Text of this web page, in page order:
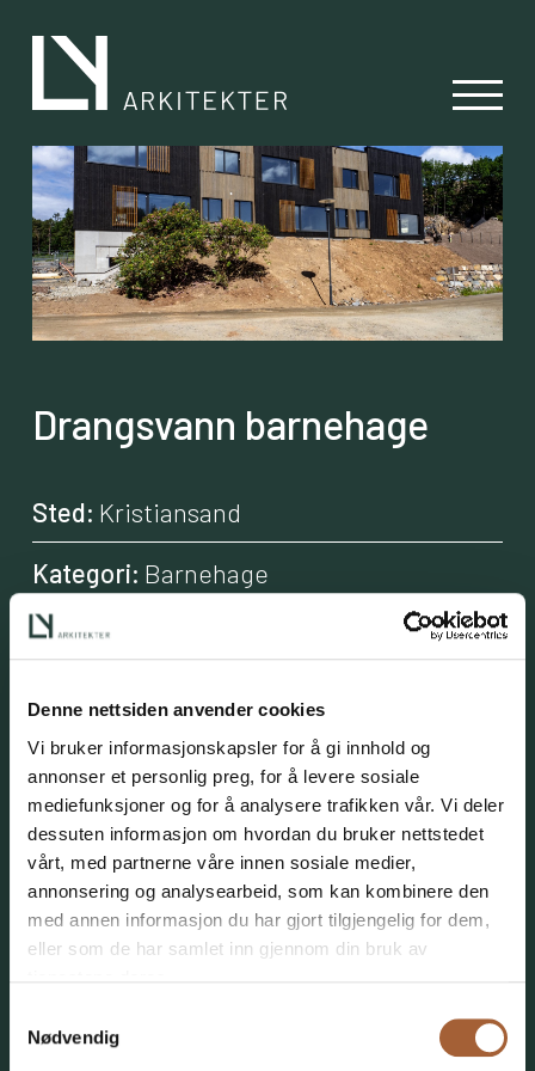
Denne nettsiden anvender cookies
Vi bruker informasjonskapsler for å gi innhold og
annonser et personlig preg, for å levere sosiale
mediefunksjoner og for å analysere trafikken vår. Vi deler
dessuten informasjon om hvordan du bruker nettstedet
vårt, med partnerne våre innen sosiale medier,
annonsering og analysearbeid, som kan kombinere den
med annen informasjon du har gjort tilgjengelig for dem,
eller som de har samlet inn gjennom din bruk av
Nødvendig
Drangsvann barnehage
Sted: Kristiansand
Kategori: Barnehage
Areal:ca 1000 m2
Byggherre:Fire Årstider AS v/Hilde
Sundstøl
Drangsvann barnehage ligger vakkert
til ved inngangen til turområdene som
tilrettelegges rundt det nye
hovedsaklig oppført i tre, og det er